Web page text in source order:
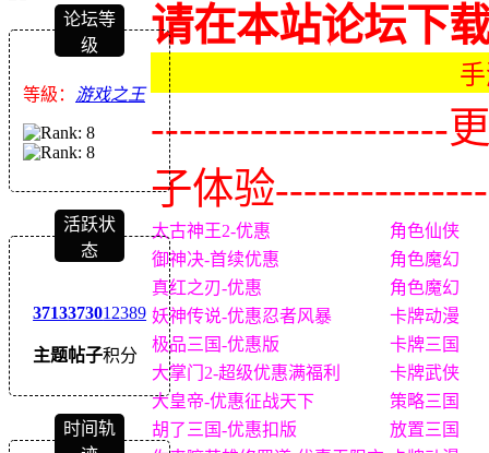
论坛等
级
等級： 游戏之王
活跃状
态
3713
主题
3730
帖子
12389
积分
时间轨
请在本站论坛下
---------------------
子体验
太古神王2-优惠
角色仙侠
御神决-首续优惠
角色魔幻
真红之刃-优惠
角色魔幻
妖神传说-优惠忍者风暴
卡牌动漫
极品三国-优惠版
卡牌三国
大掌门2-超级优惠满福利
卡牌武侠
大皇帝-优惠征战天下
策略三国
胡了三国-优惠扣版
放置三国